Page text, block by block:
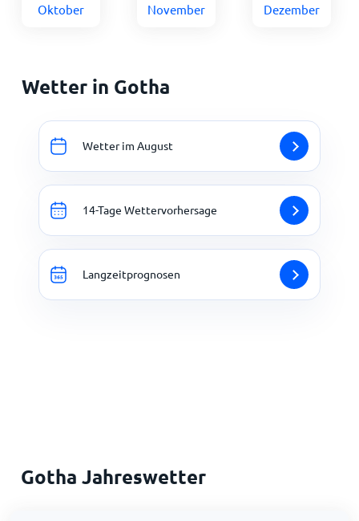
Oktober November Dezember
Wetter in Gotha
Wetter im August
14-Tage Wettervorhersage
Langzeitprognosen
Gotha Jahreswetter